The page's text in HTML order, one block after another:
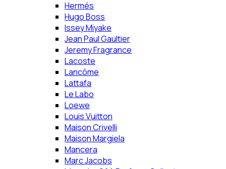
Hermés
Hugo Boss
Issey Miyake
Jean Paul Gaultier
Jeremy Fragrance
Lacoste
Lancôme
Lattafa
Le Labo
Loewe
Louis Vuitton
Maison Crivelli
Maison Margiela
Mancera
Marc Jacobs